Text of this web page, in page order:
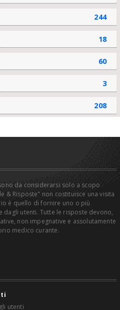
244
18
60
3
208
da considerarsi solo a scopo
& Risposte" non costituisce una visita
è quello di fornire uno o più
utenti. Tutte le risposte devono,
non impegnative e assolutamente
medico curante.
utenti